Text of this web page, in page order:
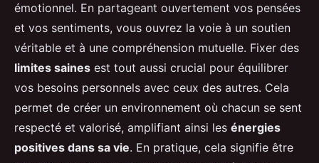
émotionnel. En partageant ouvertement vos pensées
et vos sentiments, vous ouvrez la voie à un soutien
véritable et à une compréhension mutuelle. Fixer des
limites saines est tout aussi crucial pour équilibrer
vos besoins personnels avec ceux des autres. Cela
permet de créer un environnement où chacun se sent
respecté et valorisé, amplifiant ainsi les énergies
positives dans sa vie. En pratique, cela signifie être